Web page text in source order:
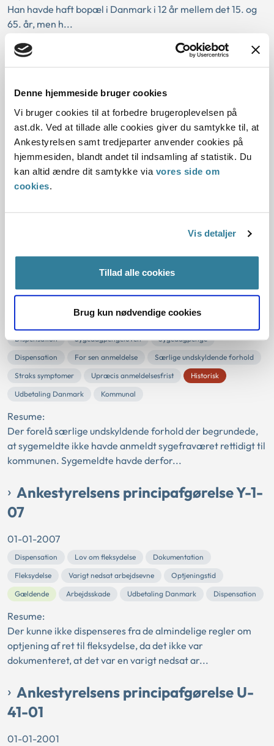
Denne hjemmeside bruger cookies
Vi bruger cookies til at forbedre brugeroplevelsen på
ast.dk. Ved at tillade alle cookies giver du samtykke til, at
Ankestyrelsen samt tredjeparter anvender cookies på
hjemmesiden, blandt andet til indsamling af statistik. Du
kan altid ændre dit samtykke via vores side om
cookies.
Vis detaljer
Tillad alle cookies
Brug kun nødvendige cookies
Han havde haft bopæl i Danmark i 12 år mellem det 15. og
65. år, men h...
Ankestyrelsens principafgørelse 10-
Arbejdsskade Anerkendelse
Dispensation
Arbejdsskadeloven
Arbejdsskade
Højesteret
Afgrænsning mellem arbejde og fritid
Firmaarrangement
Kådhed
Arbejdsskade Dispensation Gældende
Højesteret fandt, at en skade, der opstod under et
firmaarrangement ikke havde en sådan naturlig
forbindelse med det firmaarrangement, som arbejdsgive...
Ankestyrelsens principafgørelse D-
13-08
Dispensation Sygedagpengeloven
Sygedagpenge
Dispensation
For sen anmeldelse
Særlige undskyldende forhold
Straks symptomer
Upræcis anmeldelsesfrist
Historisk
Udbetaling Danmark
Kommunal
Resume:
Der forelå særlige undskyldende forhold der begrundede,
at sygemeldte ikke havde anmeldt sygefraværet rettidigt til
kommunen. Sygemeldte havde derfor...
Ankestyrelsens principafgørelse Y-1-
07
01-01-2007
Dispensation Lov om fleksydelse
Dokumentation
Fleksydelse
Varigt nedsat arbejdsevne
Optjeningstid
Gældende
Arbejdsskade Udbetaling Danmark Dispensation
Resume:
Der kunne ikke dispenseres fra de almindelige regler om
optjening af ret til fleksydelse, da det ikke var
dokumenteret, at det var en varigt nedsat ar...
Ankestyrelsens principafgørelse U-
41-01
01-01-2001